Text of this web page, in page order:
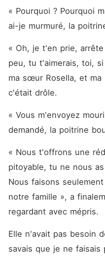
« Pourquoi ? Pourquoi
ai-je murmuré, la
« Oh, je t'en prie,
peu, tu t'aimerais, toi,
ma sœur Rosella, et ma
c'était drôle.
« Vous m'envoyez
demandé, la poitrine
« Nous t'offrons une
pitoyable, tu ne nous
Nous faisons
notre famille », a
regardant avec mépris.
Elle n'avait pas besoin
savais que je ne